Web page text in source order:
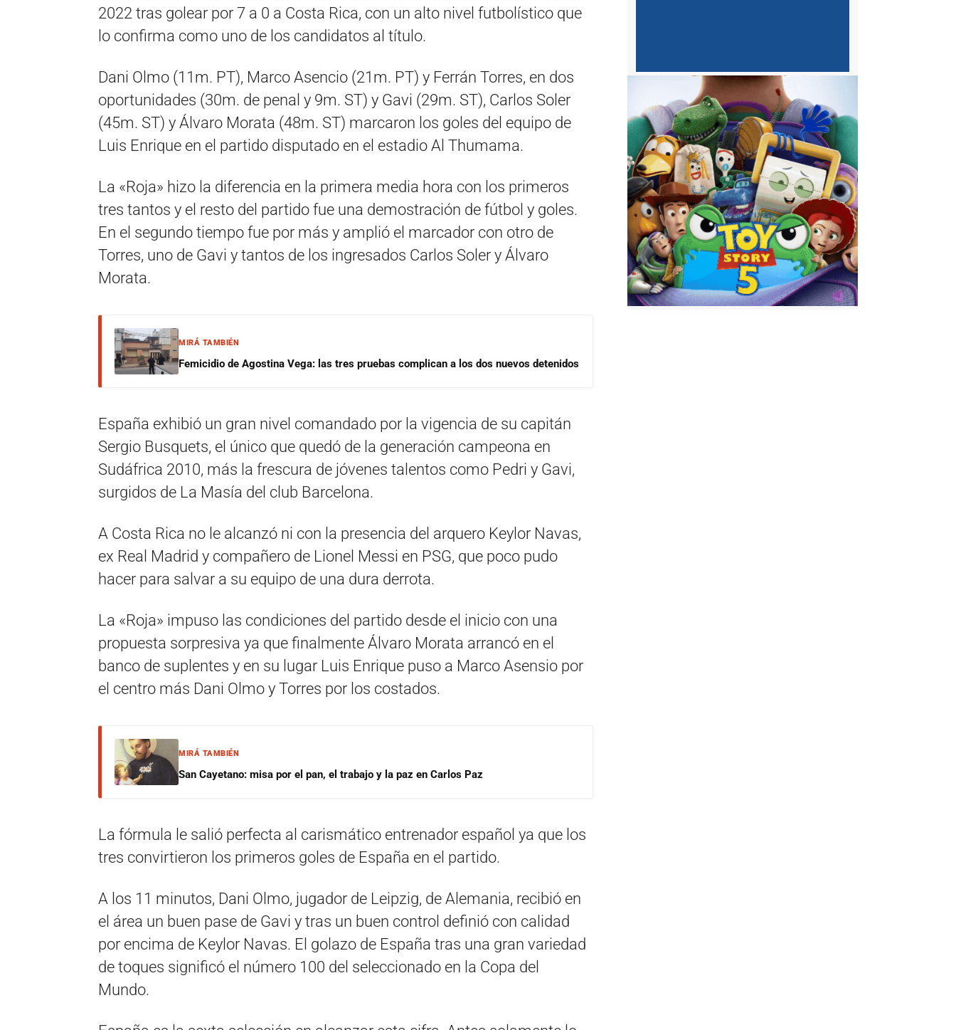
2022 tras golear por 7 a 0 a Costa Rica, con un alto nivel futbolístico que
lo confirma como uno de los candidatos al título.
Dani Olmo (11m. PT), Marco Asencio (21m. PT) y Ferrán Torres, en dos
oportunidades (30m. de penal y 9m. ST) y Gavi (29m. ST), Carlos Soler
(45m. ST) y Álvaro Morata (48m. ST) marcaron los goles del equipo de
Luis Enrique en el partido disputado en el estadio Al Thumama.
La «Roja» hizo la diferencia en la primera media hora con los primeros
tres tantos y el resto del partido fue una demostración de fútbol y goles.
En el segundo tiempo fue por más y amplió el marcador con otro de
Torres, uno de Gavi y tantos de los ingresados Carlos Soler y Álvaro
Morata.
MIRÁ TAMBIÉN
Femicidio de Agostina Vega: las tres pruebas complican a los dos nuevos detenidos
España exhibió un gran nivel comandado por la vigencia de su capitán
Sergio Busquets, el único que quedó de la generación campeona en
Sudáfrica 2010, más la frescura de jóvenes talentos como Pedri y Gavi,
surgidos de La Masía del club Barcelona.
A Costa Rica no le alcanzó ni con la presencia del arquero Keylor Navas,
ex Real Madrid y compañero de Lionel Messi en PSG, que poco pudo
hacer para salvar a su equipo de una dura derrota.
La «Roja» impuso las condiciones del partido desde el inicio con una
propuesta sorpresiva ya que finalmente Álvaro Morata arrancó en el
banco de suplentes y en su lugar Luis Enrique puso a Marco Asensio por
el centro más Dani Olmo y Torres por los costados.
MIRÁ TAMBIÉN
San Cayetano: misa por el pan, el trabajo y la paz en Carlos Paz
La fórmula le salió perfecta al carismático entrenador español ya que los
tres convirtieron los primeros goles de España en el partido.
A los 11 minutos, Dani Olmo, jugador de Leipzig, de Alemania, recibió en
el área un buen pase de Gavi y tras un buen control definió con calidad
por encima de Keylor Navas. El golazo de España tras una gran variedad
de toques significó el número 100 del seleccionado en la Copa del
Mundo.